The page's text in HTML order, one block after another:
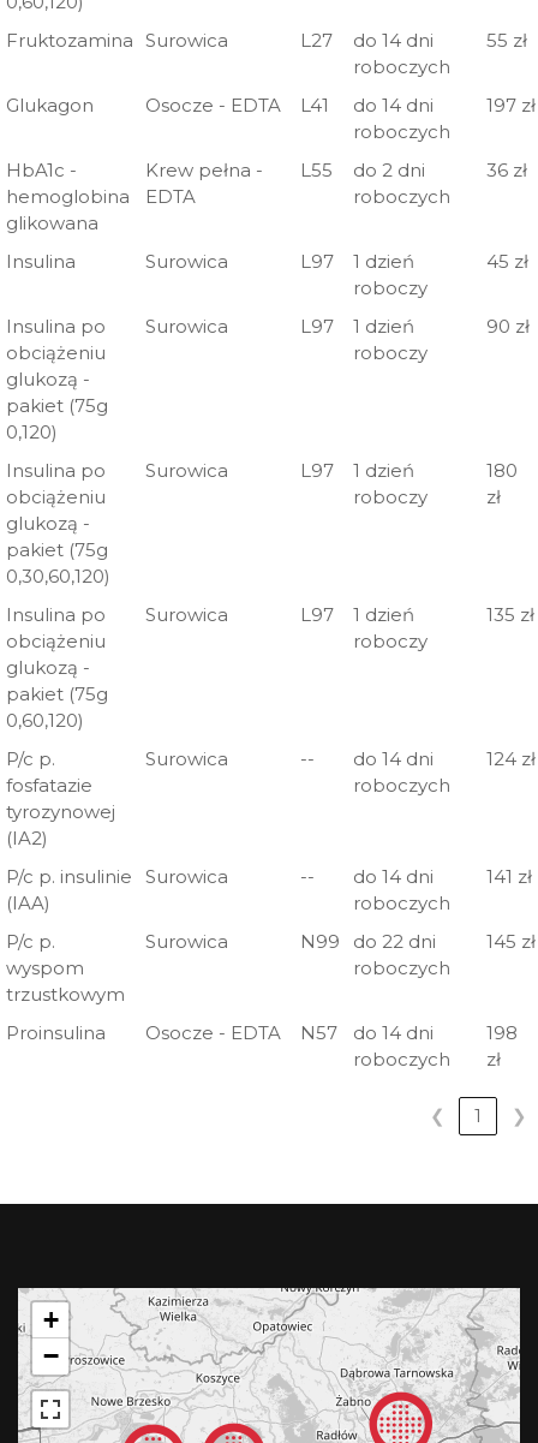
Fruktozamina Surowica L27
do 14 dni
roboczych
55 zł
Glukagon Osocze - EDTA L41
do 14 dni
roboczych
197 zł
HbA1c -
hemoglobina
glikowana
Krew pełna -
EDTA
L55
do 2 dni
roboczych
36 zł
Insulina Surowica L97
1 dzień
roboczy
45 zł
Insulina po
obciążeniu
glukozą -
pakiet (75g
0,120)
Surowica L97
1 dzień
roboczy
90 zł
Insulina po
obciążeniu
glukozą -
pakiet (75g
0,30,60,120)
Surowica L97
1 dzień
roboczy
180
zł
Insulina po
obciążeniu
glukozą -
pakiet (75g
0,60,120)
Surowica L97
1 dzień
roboczy
135 zł
P/c p.
fosfatazie
tyrozynowej
(IA2)
Surowica --
do 14 dni
roboczych
124 zł
P/c p. insulinie
(IAA)
Surowica --
do 14 dni
roboczych
141 zł
P/c p.
wyspom
trzustkowym
Surowica N99
do 22 dni
roboczych
145 zł
Proinsulina Osocze - EDTA N57
do 14 dni
roboczych
198
zł
❮ 1 ❯
+
−